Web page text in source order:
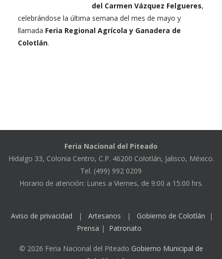
del Carmen Vázquez Felgueres,
celebrándose la última semana del mes de mayo y
llamada Feria Regional Agrícola y Ganadera de
Colotlán.
Feria Nacional del Piteado
Hidalgo 33, Colonia Centro, C.P. 46200 Colotlán, Jalisco, México.
Tel. (499) 992 0209
Horario de atención: Lunes a Viernes, de 9:00 a 15:00 hrs.
Aviso de privacidad | Artesanos | Gobierno de Colotlán |
Prensa | Patronato
© 2026 Feria Nacional del Piteado Gobierno Municipal de